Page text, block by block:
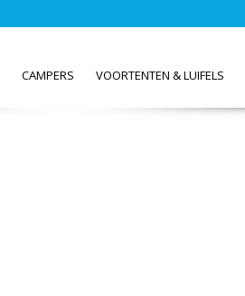
CAMPERS VOORTENTEN & LUIFELS